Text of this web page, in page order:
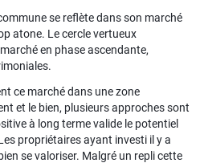
se reflète dans son marché
atone. Le cercle vertueux
en phase ascendante,
ce marché dans une zone
et le bien, plusieurs approches sont
à long terme valide le potentiel
propriétaires ayant investi il y a
se valoriser. Malgré un repli cette